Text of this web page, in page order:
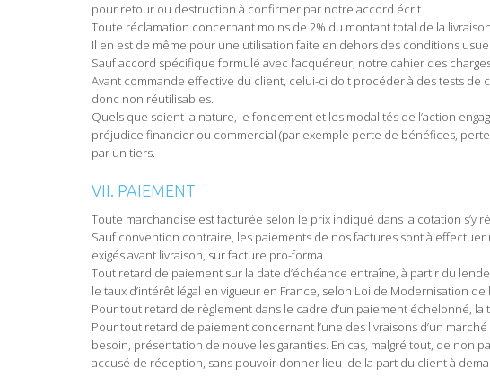
pour retour ou destruction à confirmer par notre accord écrit.
Toute réclamation concernant moins de 2% du montant total de la
Il en est de même pour une utilisation faite en dehors des conditions
Sauf accord spécifique formulé avec l’acquéreur, notre cahier des
Avant commande effective du client, celui-ci doit procéder à des tests
donc non réutilisables.
Quels que soient la nature, le fondement et les modalités de l’action
préjudice financier ou commercial (par exemple perte de bénéfices,
par un tiers.
VII. PAIEMENT
Toute marchandise est facturée selon le prix indiqué dans la cotation s’y
Sauf convention contraire, les paiements de nos factures sont à
exigés avant livraison, sur facture pro-forma.
Tout retard de paiement sur la date d’échéance entraîne, à partir du
le taux d’intérêt légal en vigueur en France, selon Loi de Modernisation de
Pour tout retard de règlement dans le cadre d’un paiement échelonné,
Pour tout retard de paiement concernant l’une des livraisons d’un
besoin, présentation de nouvelles garanties. En cas, malgré tout, de
accusé de réception, sans pouvoir donner lieu de la part du client à